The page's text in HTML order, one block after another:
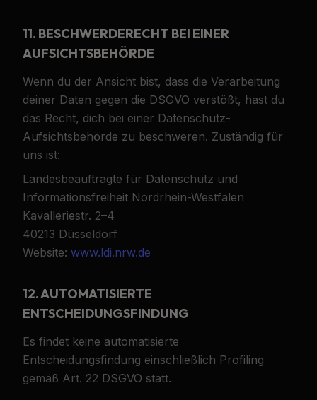
11. BESCHWERDERECHT BEI EINER
AUFSICHTSBEHÖRDE
Wenn du der Ansicht bist, dass die Verarbeitung
deiner Daten gegen die DSGVO verstößt, hast du
das Recht, dich bei einer Datenschutz-
Aufsichtsbehörde zu beschweren. Zuständig für
uns ist:
Landesbeauftragte für Datenschutz und
Informationsfreiheit Nordrhein-Westfalen
Kavalleriestr. 2–4
40213 Düsseldorf
Website: www.ldi.nrw.de
12. AUTOMATISIERTE
ENTSCHEIDUNGSFINDUNG
Es findet keine automatisierte
Entscheidungsfindung einschließlich Profiling
gemäß Art. 22 DSGVO statt.